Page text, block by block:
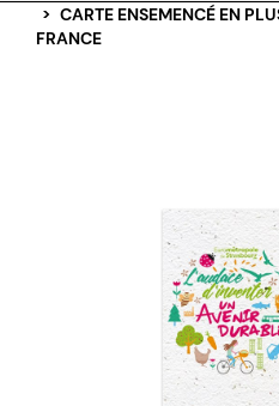
CARTE ENSEMENCÉ EN
FRANCE